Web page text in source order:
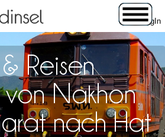
Reisen
Nakhon
nach Hat